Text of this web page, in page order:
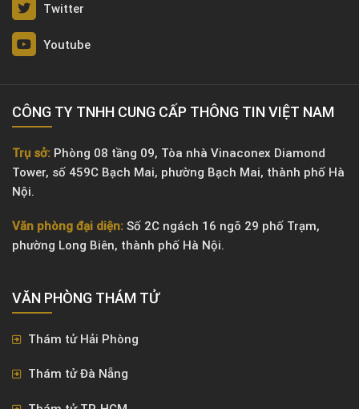
Twitter
Youtube
CÔNG TY TNHH CUNG CẤP THÔNG TIN VIỆT NAM
Trụ sở: Phòng 08 tầng 09, Tòa nhà Vinaconex Diamond
Tower, số 459C Bạch Mai, phường Bạch Mai, thành phố Hà
Nội.
Văn phòng đại diện: Số 2C ngách 16 ngõ 29 phố Trạm,
phường Long Biên, thành phố Hà Nội.
VĂN PHÒNG ​THÁM TỬ
Thám tử Hải Phòng
Thám tử Đà Nẵng